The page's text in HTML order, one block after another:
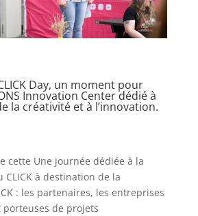
Day, un moment pour
Innovation Center dédié à
la créativité et à l’innovation.
cette Une journée dédiée à la
CLICK à destination de la
: les partenaires, les entreprises
de projets